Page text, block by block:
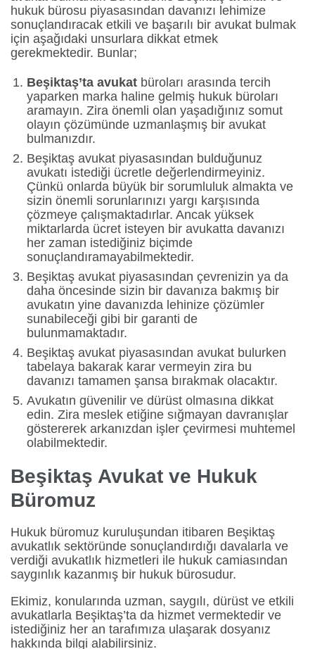
hukuk bürosu piyasasından davanızı lehimize
sonuçlandıracak etkili ve başarılı bir avukat bulmak
için aşağıdaki unsurlara dikkat etmek
gerekmektedir. Bunlar;
Beşiktaş’ta avukat büroları arasında tercih
yaparken marka haline gelmiş hukuk büroları
aramayın. Zira önemli olan yaşadığınız somut
olayın çözümünde uzmanlaşmış bir avukat
bulmanızdır.
Beşiktaş avukat piyasasından bulduğunuz
avukatı istediği ücretle değerlendirmeyiniz.
Çünkü onlarda büyük bir sorumluluk almakta ve
sizin önemli sorunlarınızı yargı karşısında
çözmeye çalışmaktadırlar. Ancak yüksek
miktarlarda ücret isteyen bir avukatta davanızı
her zaman istediğiniz biçimde
sonuçlandıramayabilmektedir.
Beşiktaş avukat piyasasından çevrenizin ya da
daha öncesinde sizin bir davanıza bakmış bir
avukatın yine davanızda lehinize çözümler
sunabileceği gibi bir garanti de
bulunmamaktadır.
Beşiktaş avukat piyasasından avukat bulurken
tabelaya bakarak karar vermeyin zira bu
davanızı tamamen şansa bırakmak olacaktır.
Avukatın güvenilir ve dürüst olmasına dikkat
edin. Zira meslek etiğine sığmayan davranışlar
göstererek arkanızdan işler çevirmesi muhtemel
olabilmektedir.
Beşiktaş Avukat ve Hukuk
Büromuz
Hukuk büromuz kuruluşundan itibaren Beşiktaş
avukatlık sektöründe sonuçlandırdığı davalarla ve
verdiği avukatlık hizmetleri ile hukuk camiasından
saygınlık kazanmış bir hukuk bürosudur.
Ekimiz, konularında uzman, saygılı, dürüst ve etkili
avukatlarla Beşiktaş’ta da hizmet vermektedir ve
istediğiniz her an tarafımıza ulaşarak dosyanız
hakkında bilgi alabilirsiniz.